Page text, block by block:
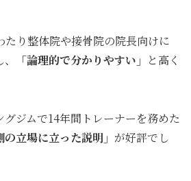
たり整体院や接骨院の院長向けに
「論理的で分かりやすい」 と高く
ジムで14年間トレーナーを務めた
の立場に立った説明」 が好評でし